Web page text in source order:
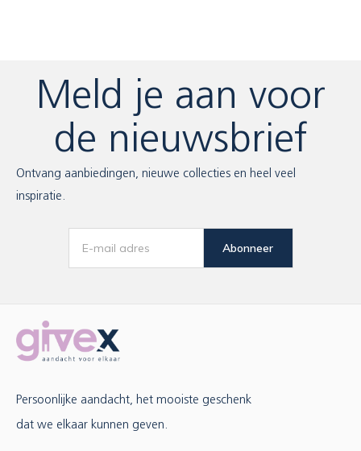
Meld je aan voor
de nieuwsbrief
Ontvang aanbiedingen, nieuwe collecties en heel veel
inspiratie.
Abonneer
Persoonlijke aandacht, het mooiste geschenk
dat we elkaar kunnen geven.